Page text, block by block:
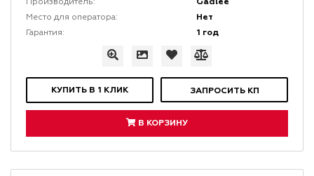
Производитель:
Место для оператора: Нет
Гарантия: 1 год
КУПИТЬ В 1 КЛИК ЗАПРОСИТЬ КП
В КОРЗИНУ